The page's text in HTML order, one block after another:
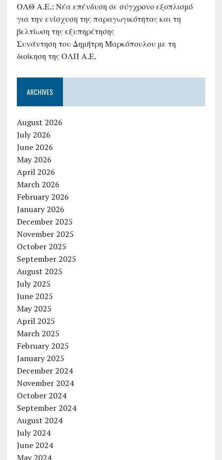
ΟΛΘ Α.Ε.: Νέα επένδυση σε σύγχρονο εξοπλισμό
για την ενίσχυση της παραγωγικότητας και τη
βελτίωση της εξυπηρέτησης
Συνάντηση του Δημήτρη Μαρκόπουλου με τη
διοίκηση της ΟΛΠ Α.Ε.
ARCHIVES
August 2026
July 2026
June 2026
May 2026
April 2026
March 2026
February 2026
January 2026
December 2025
November 2025
October 2025
September 2025
August 2025
July 2025
June 2025
May 2025
April 2025
March 2025
February 2025
January 2025
December 2024
November 2024
October 2024
September 2024
August 2024
July 2024
June 2024
May 2024